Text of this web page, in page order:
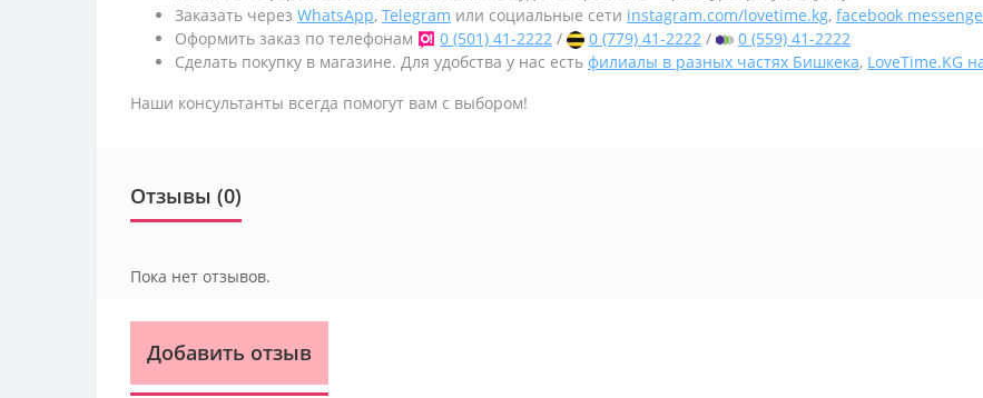
Заказать через WhatsApp, Telegram или социальные сети instagram.com/lovetime.kg, facebook
Оформить заказ по телефонам
0 (501) 41-2222 / 0 (779) 41-2222 /
0 (559) 41-2222
Сделать покупку в магазине. Для удобства у нас есть филиалы в разных частях Бишкека, LoveTime.KG
Наши консультанты всегда помогут вам с выбором!
Отзывы (0)
Пока нет отзывов.
Добавить отзыв